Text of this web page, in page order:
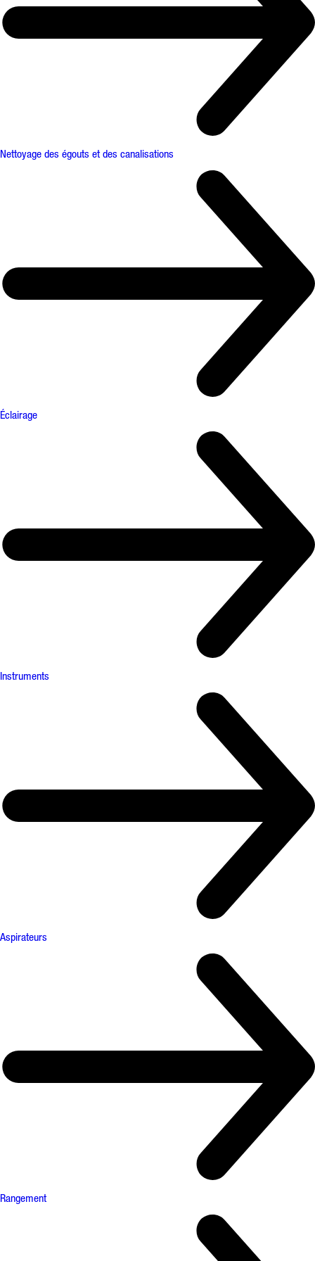
Nettoyage des égouts et des canalisations
Éclairage
Instruments
Aspirateurs
Rangement